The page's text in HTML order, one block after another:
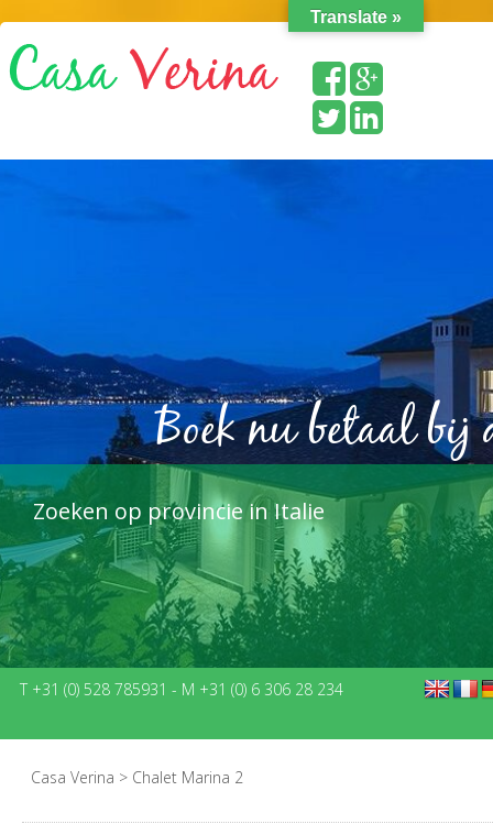
Zoeken op provincie in Italie
Boek nu betaal bij
T +31 (0) 528 785931 - M +31 (0) 6 306 28 234
Casa Verina > Chalet Marina 2
Translate »